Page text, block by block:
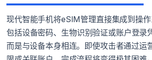
现代智能手机将eSIM管理直接集成到操
包括设备密码、生物识别验证或账户登录
而是与设备本身相连。即使攻击者通过运